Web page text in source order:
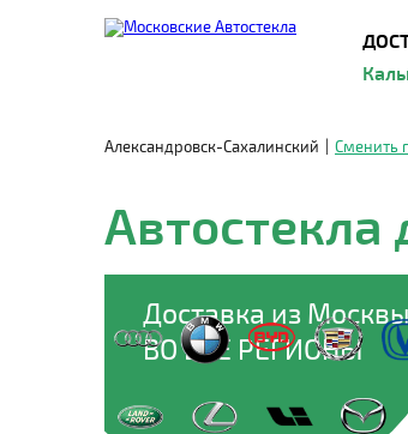
Александровск-Сахалинский Сменить
Автостекла
Доставка из
ВО ВСЕ РЕГИОНЫ